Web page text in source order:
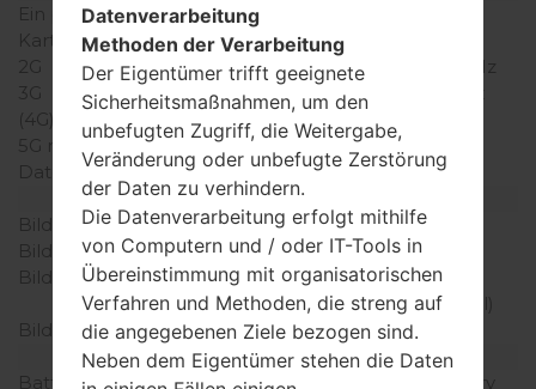
Ein paar Plätze für SIM-
Karten
2G
GSM 900/1800/1900 MHz
3G
WCDMA 800/2100 MHz
(4G) LTE
-
5G network
-
Daten
-
Anzeige
Bildschirmgröße
3.0 Zoll
Bildschirmtyp
TFT
Bildschirmerweiterung
800 x 480 Pixel (~311
Dichte der Pixel pro Zoll)
Bildschirmfarben
256K Farben
Batterie und Tastatur
Batteriekapazität
entfernbar Li-Ion battery
Datenverarbeitung
Methoden der Verarbeitung
Der Eigentümer trifft geeignete
Sicherheitsmaßnahmen, um den
unbefugten Zugriff, die Weitergabe,
Veränderung oder unbefugte Zerstörung
der Daten zu verhindern.
Die Datenverarbeitung erfolgt mithilfe
von Computern und / oder IT-Tools in
Übereinstimmung mit organisatorischen
Verfahren und Methoden, die streng auf
die angegebenen Ziele bezogen sind.
Neben dem Eigentümer stehen die Daten